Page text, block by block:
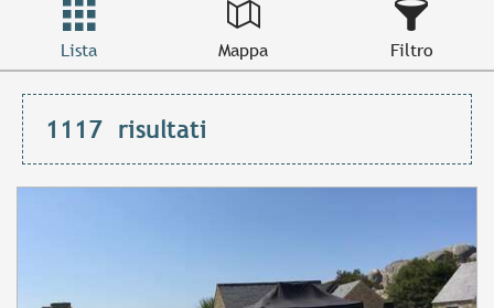
Lista Mappa Filtro
1117 risultati